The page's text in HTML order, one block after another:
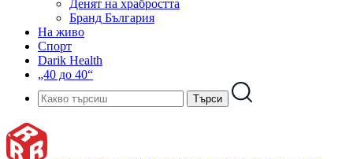
Денят на храбростта
Бранд България
На живо
Спорт
Darik Health
„40 до 40“